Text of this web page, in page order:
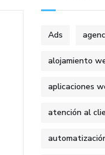
Ads
alojamiento
aplicaciones
atención al